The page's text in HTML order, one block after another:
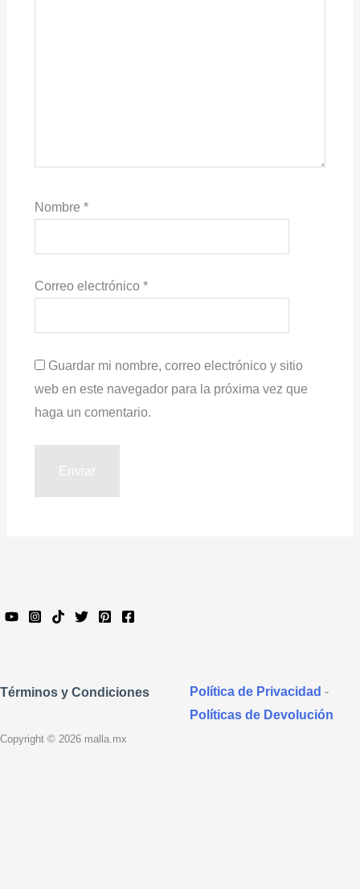
Nombre *
Correo electrónico *
Guardar mi nombre, correo electrónico y sitio
web en este navegador para la próxima vez que
haga un comentario.
Términos y Condiciones Política de Privacidad -
Políticas de Devolución
Copyright © 2026 malla.mx